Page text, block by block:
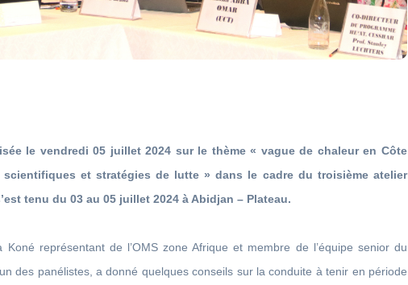
le vendredi 05 juillet 2024 sur le thème « vague de chaleur en Côte
scientifiques et stratégies de lutte » dans le cadre du troisième atelier
tenu du 03 au 05 juillet 2024 à Abidjan – Plateau.
Koné représentant de l’OMS zone Afrique et membre de l’équipe senior du
des panélistes, a donné quelques conseils sur la conduite à tenir en période